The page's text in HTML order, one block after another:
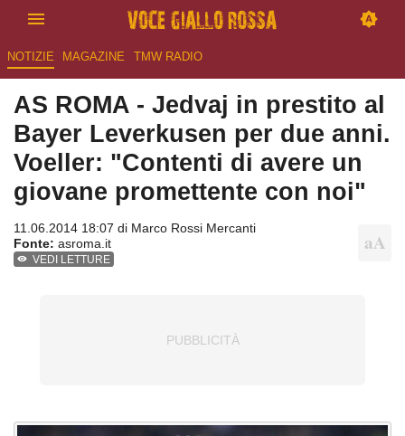
NOTIZIE MAGAZINE TMW RADIO
AS ROMA - Jedvaj in prestito al
Bayer Leverkusen per due anni.
Voeller: "Contenti di avere un
giovane promettente con noi"
11.06.2014 18:07 di Marco Rossi Mercanti
Fonte: asroma.it
VEDI LETTURE